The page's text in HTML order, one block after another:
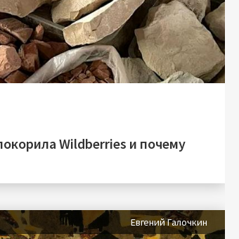
Wildberries и почему
Евгений Галочкин